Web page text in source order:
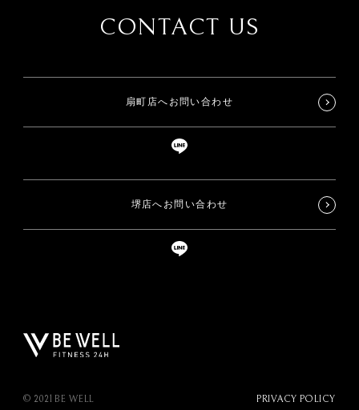
CONTACT US
扇町店へお問い合わせ
堺店へお問い合わせ
© 2021 BE WELL PRIVACY POLICY